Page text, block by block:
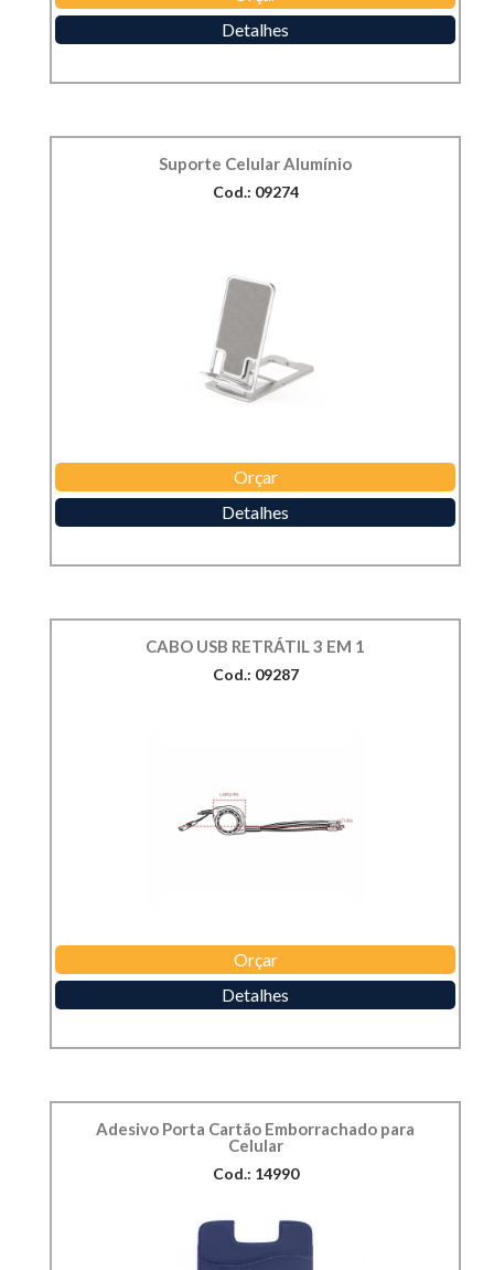
Detalhes
Suporte Celular Alumínio
Cod.: 09274
Orçar
Detalhes
CABO USB RETRÁTIL 3 EM 1
Cod.: 09287
Orçar
Detalhes
Adesivo Porta Cartão Emborrachado para
Celular
Cod.: 14990